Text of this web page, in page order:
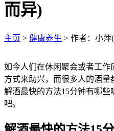
而异)
主页 > 健康养生 > 作者：小萍
如今人们在休闲聚会或者工
方式来助兴，而很多人的酒
解酒最快的方法15分钟有哪
吧。